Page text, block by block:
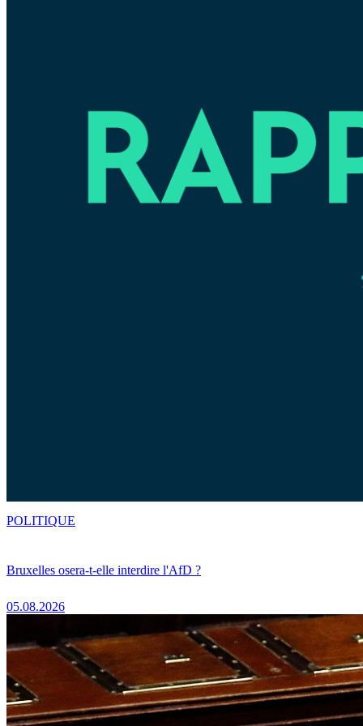
Bruxelles osera-t-elle interdire l'AfD ?
05.08.2026
POLITIQUE